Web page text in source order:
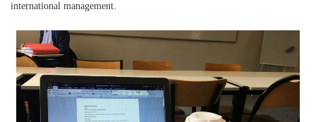
international management.